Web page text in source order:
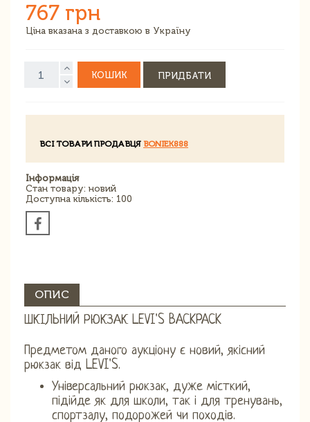
767 грн
Ціна вказана з доставкою в Україну
КОШИК ПРИДБАТИ
ВСІ ТОВАРИ ПРОДАВЦЯ BONIEK888
Інформація
Стан товару: новий
Доступна кількість: 100
ОПИС
ШКІЛЬНИЙ РЮКЗАК LEVI'S BACKPACK
Предметом даного аукціону є новий, якісний
рюкзак від LEVI'S.
Універсальний рюкзак, дуже місткий,
підійде як для школи, так і для тренувань,
спортзалу, подорожей чи походів.